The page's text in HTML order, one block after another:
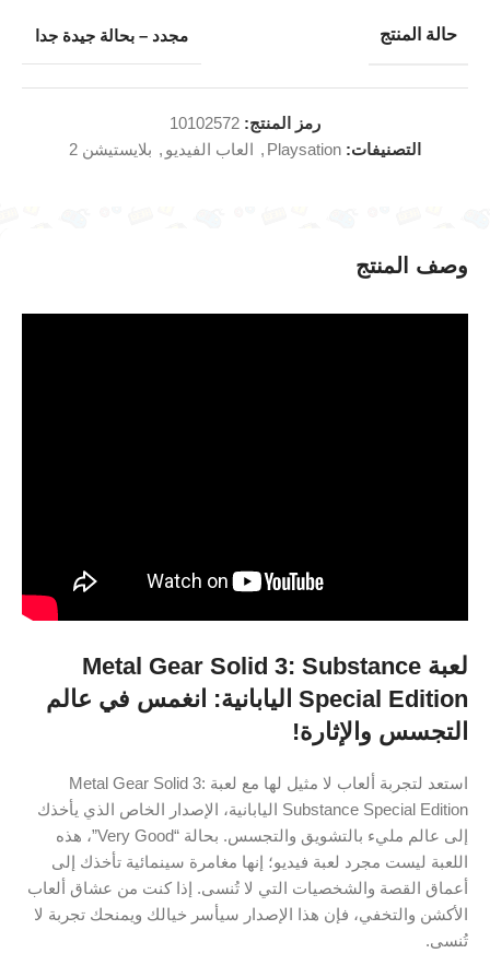
وصف المنتج
لعبة Metal Gear Solid 3: Substance
Special Edition اليابانية: انغمس في عالم
التجسس والإثارة!
استعد لتجربة ألعاب لا مثيل لها مع لعبة Metal Gear Solid 3:
Substance Special Edition اليابانية، الإصدار الخاص الذي يأخذك
إلى عالم مليء بالتشويق والتجسس. بحالة “Very Good”، هذه
اللعبة ليست مجرد لعبة فيديو؛ إنها مغامرة سينمائية تأخذك إلى
أعماق القصة والشخصيات التي لا تُنسى. إذا كنت من عشاق ألعاب
الأكشن والتخفي، فإن هذا الإصدار سيأسر خيالك ويمنحك تجربة لا
تُنسى.
حالة المنتج مجدد – بحالة جيدة جدا
رمز المنتج: 10102572
التصنيفات: Playsation
, العاب الفيديو , بلايستيشن 2